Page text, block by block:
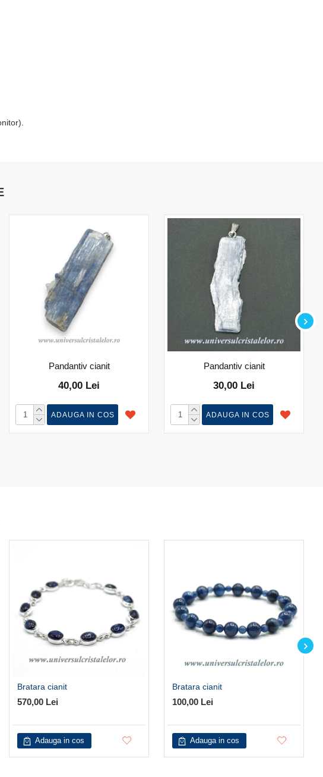
Pandantiv cianit
40,00 Lei
ADAUGA IN COS
Pandantiv cianit
30,00 Lei
ADAUGA IN COS
Bratara cianit
570,00 Lei
Adauga in cos
Bratara cianit
100,00 Lei
Adauga in cos